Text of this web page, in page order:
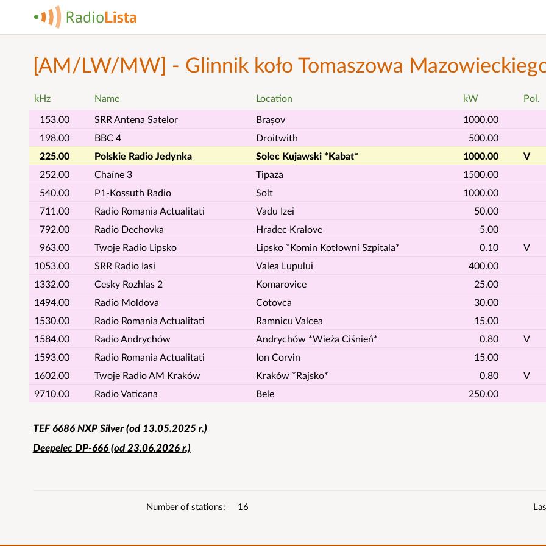
[AM/LW/MW] - Glinnik koło Tomaszowa
kHz Name Location kW Pol.
153.00
SRR Antena Satelor Brașov 1000.00
198.00 BBC 4 Droitwith 500.00
225.00 Polskie Radio Jedynka Solec Kujawski *Kabat* 1000.00 V
252.00
Chaíne 3 Tipaza 1500.00
540.00 P1-Kossuth Radio Solt 1000.00
711.00 Radio Romania Actualitati Vadu Izei 50.00
792.00 Radio Dechovka Hradec Kralove 5.00
963.00
Twoje Radio Lipsko Lipsko *Komin Kotłowni Szpitala* 0.10 V
1053.00
SRR Radio Iasi Valea Lupului 400.00
1332.00 Cesky Rozhlas 2 Komarovice 25.00
1494.00
Radio Moldova Cotovca 30.00
1530.00 Radio Romania Actualitati Ramnicu Valcea 15.00
1584.00
Radio Andrychów Andrychów *Wieża Ciśnień* 0.80 V
1593.00
Radio Romania Actualitati Ion Corvin 15.00
1602.00
Twoje Radio AM Kraków Kraków *Rajsko* 0.80 V
9710.00
Radio Vaticana Bele 250.00
List
details
TEF 6686 NXP Silver (od 13.05.2025 r.)
Deepelec DP-666 (od 23.06.2026 r.)
Number of stations 16